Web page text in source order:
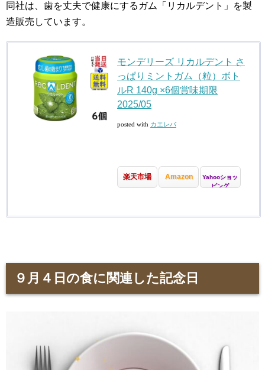
同社は、歯を丈夫で健康にするガム「リカルデント」を製
造販売しています。
モンデリーズ リカルデント さ
っぱりミントガム（粒）ボト
ルR 140g ×6個賞味期限
2025/05
posted with カエレバ
楽天市場 Amazon
Yahooショッ
ピング
９月４日の食に関連した記念日